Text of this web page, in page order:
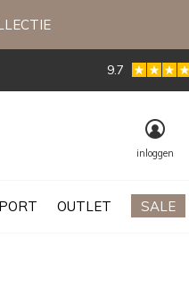
OUTLET SALE
inloggen
9.7